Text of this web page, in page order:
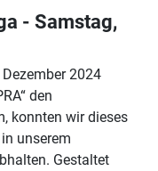
- Samstag,
2024
den
konnten wir dieses
unserem
Gestaltet